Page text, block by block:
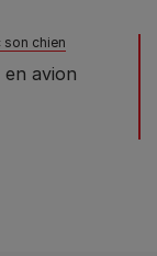
son chien
avion